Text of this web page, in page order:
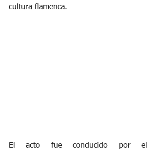
cultura flamenca.
El acto fue conducido por el